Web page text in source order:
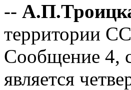
--
территории
Сообщение 4,
является